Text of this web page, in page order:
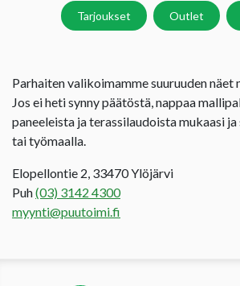
Tarjoukset Outlet
Parhaiten valikoimamme suuruuden näet
Jos ei heti synny päätöstä, nappaa
paneeleista ja terassilaudoista mukaasi
tai työmaalla.
Elopellontie 2, 33470 Ylöjärvi
Puh(03) 3142 4300
myynti@puutoimi.fi